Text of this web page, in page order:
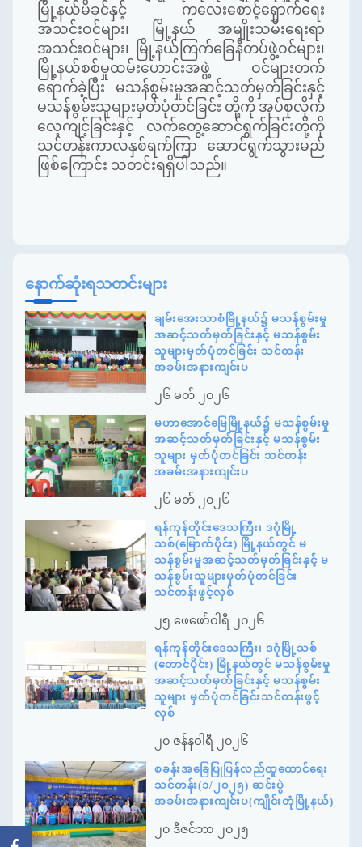
မြို့နယ်မိခင်နှင့် ကလေးစောင့်ရှောက်ရေး
အသင်းဝင်များ၊ မြို့နယ် အမျိုးသမီးရေးရာ
အသင်းဝင်များ၊ မြို့နယ်ကြက်ခြေနီတပ်ဖွဲ့ဝင်များ၊
မြို့နယ်စစ်မှုထမ်းဟောင်းအဖွဲ့ ဝင်များတက်
ရောက်ခဲ့ ပြီး မသန်စွမ်းမှုအဆင့်သတ်မှတ်ခြင်းနှင့်
မသန်စွမ်းသူများမှတ်ပုံတင်ခြင်း တို့ကို အုပ်စုလိုက်
လေ့ကျင့်ခြင်းနှင့် လက်တွေ့ဆောင်ရွက်ခြင်းတို့ကို
သင်တန်းကာလနှစ်ရက်ကြာ ဆောင်ရွက်သွားမည်
ဖြစ်ကြောင်း သတင်းရရှိပါသည်။
နောက်ဆုံးရသတင်းများ
ချမ်းအေးသာစံမြို့နယ်၌ မသန်စွမ်းမှု
အဆင့်သတ်မှတ်ခြင်းနှင့် မသန်စွမ်း
သူများမှတ်ပုံတင်ခြင်း သင်တန်း
အခမ်းအနားကျင်းပ
၂၆ မတ် ၂၀၂၆
မဟာအောင်မြေမြို့နယ်၌ မသန်စွမ်းမှု
အဆင့်သတ်မှတ်ခြင်းနှင့် မသန်စွမ်း
သူများ မှတ်ပုံတင်ခြင်း သင်တန်း
အခမ်းအနားကျင်းပ
၂၆ မတ် ၂၀၂၆
ရန်ကုန်တိုင်းဒေသကြီး၊ ဒဂုံမြို့
သစ်(မြောက်ပိုင်း) မြို့နယ်တွင် မ
သန်စွမ်းမှုအဆင့်သတ်မှတ်ခြင်းနှင့် မ
သန်စွမ်းသူများမှတ်ပုံတင်ခြင်း
သင်တန်းဖွင့်လှစ်
၂၅ ဖေဖော်ဝါရီ ၂၀၂၆
ရန်ကုန်တိုင်းဒေသကြီး၊ ဒဂုံမြို့သစ်
(တောင်ပိုင်း) မြို့နယ်တွင် မသန်စွမ်းမှု
အဆင့်သတ်မှတ်ခြင်းနှင့် မသန်စွမ်း
သူများ မှတ်ပုံတင်ခြင်းသင်တန်းဖွင့်
လှစ်
၂၀ ဇန်နဝါရီ ၂၀၂၆
စခန်းအခြေပြုပြန်လည်ထူထောင်ရေး
သင်တန်း(၁/၂၀၂၅) ဆင်းပွဲ
အခမ်းအနားကျင်းပ(ကျိုင်းတုံမြို့နယ်)
၂၀ ဒီဇင်ဘာ ၂၀၂၅